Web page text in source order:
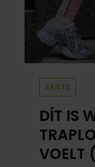
SANTE
DÍT IS
VOELT